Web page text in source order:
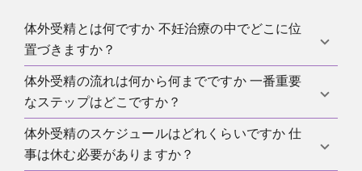
体外受精とは何ですか 不妊治療の中でどこに位
置づきますか？
体外受精は卵子と精子を体外で受精させて胚を育
て、胚移植で子宮に戻す生殖補助医療です。不妊治
療の中では、タイミング法や人工授精 IUI より進んだ
段階の標準治療として位置づくことが多いです。
体外受精の流れは何から何までですか 一番重要
なステップはどこですか？
検査と治療計画 排卵誘発とモニタリング トリガー 採
卵 受精 体外受精または顕微授精 ICSI 胚培養 胚移植
体外受精のスケジュールはどれくらいですか 仕
事は休む必要がありますか？